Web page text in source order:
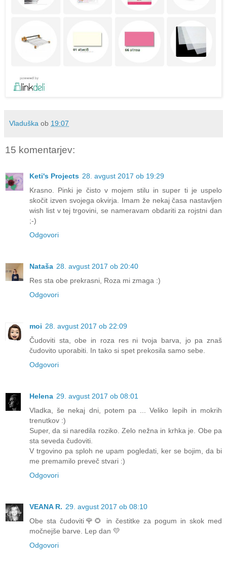
Vladuška ob 19:07
15 komentarjev:
Keti's Projects 28. avgust 2017 ob 19:29
Krasno. Pinki je čisto v mojem stilu in super ti je uspelo
skočit izven svojega okvirja. Imam že nekaj časa nastavljen
wish list v tej trgovini, se nameravam obdariti za rojstni dan
;-)
Odgovori
Nataša 28. avgust 2017 ob 20:40
Res sta obe prekrasni, Roza mi zmaga :)
Odgovori
moi 28. avgust 2017 ob 22:09
Čudoviti sta, obe in roza res ni tvoja barva, jo pa znaš
čudovito uporabiti. In tako si spet prekosila samo sebe.
Odgovori
Helena 29. avgust 2017 ob 08:01
Vladka, še nekaj dni, potem pa ... Veliko lepih in mokrih
trenutkov :)
Super, da si naredila roziko. Zelo nežna in krhka je. Obe pa
sta seveda čudoviti.
V trgovino pa sploh ne upam pogledati, ker se bojim, da bi
me premamilo preveč stvari :)
Odgovori
VEANA R. 29. avgust 2017 ob 08:10
Obe sta čudoviti🌹🌻 in čestitke za pogum in skok med
močnejše barve. Lep dan 💛
Odgovori